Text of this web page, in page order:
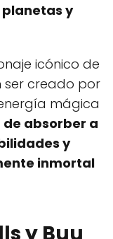
y
icónico de
ser creado por
mágica
absorber a
y
inmortal
y Buu